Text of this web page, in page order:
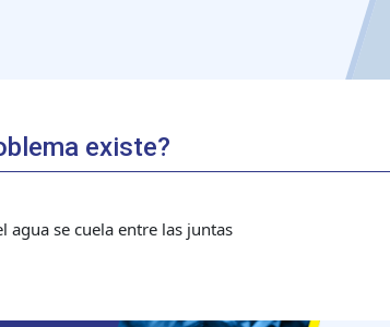
existe?
agua se cuela entre las juntas